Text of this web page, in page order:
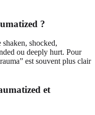
?
shocked,
ou deeply hurt. Pour
est souvent plus clair
et